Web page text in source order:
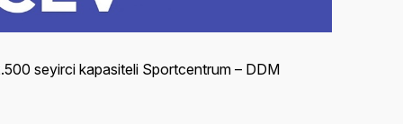
seyirci kapasiteli Sportcentrum – DDM